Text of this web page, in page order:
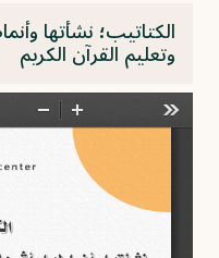
الكتاتيب؛ نشأتها
وتعليم القرآن الكريم